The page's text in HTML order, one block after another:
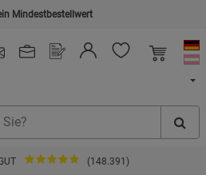
Mindestbestellwert
(148.391)